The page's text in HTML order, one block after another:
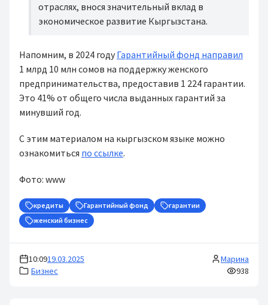
отраслях, внося значительный вклад в
экономическое развитие Кыргызстана.
Напомним, в 2024 году Гарантийный фонд направил
1 млрд 10 млн сомов на поддержку женского
предпринимательства, предоставив 1 224 гарантии.
Это 41% от общего числа выданных гарантий за
минувший год.
С этим материалом на кыргызском языке можно
ознакомиться по ссылке.
Фото: www
кредиты Гарантийный фонд
гарантии
женский бизнес
10:0919.03.2025
Бизнес
Марина
938